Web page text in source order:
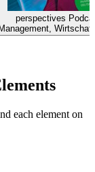
perspectives
each element on